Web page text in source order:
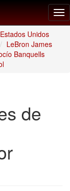
Unidos
LeBron James
Banquells
de